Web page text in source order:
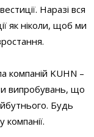
Наразі вся
як ніколи, щоб ми
компаній KUHN –
випробувань, що
Будь